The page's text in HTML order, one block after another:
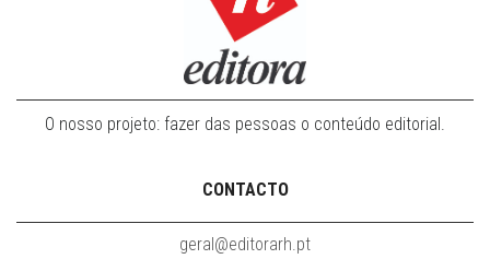
O nosso projeto: fazer das pessoas o conteúdo editorial.
CONTACTO
geral@editorarh.pt